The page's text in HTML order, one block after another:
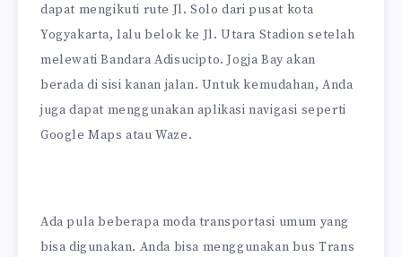
dapat mengikuti rute Jl. Solo dari pusat kota
Yogyakarta, lalu belok ke Jl. Utara Stadion setelah
melewati Bandara Adisucipto. Jogja Bay akan
berada di sisi kanan jalan. Untuk kemudahan, Anda
juga dapat menggunakan aplikasi navigasi seperti
Google Maps atau Waze.
Ada pula beberapa moda transportasi umum yang
bisa digunakan. Anda bisa menggunakan bus Trans